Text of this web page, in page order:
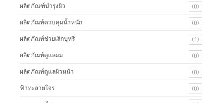
ผลิตภัณฑ์บํารุงผิว (0)
ผลิตภัณท์ควบคุมน้ำหนัก (0)
ผลิตภัณท์ช่วยเลิกบุหรี่ (1)
ผลิตภัณท์ดูแลผม (0)
ผลิตภัณท์ดูแลผิวหน้า (0)
ฟ้าทะลายโจร (0)